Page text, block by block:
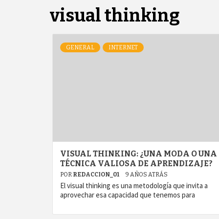
visual thinking
GENERAL INTERNET
VISUAL THINKING: ¿UNA MODA O UNA
TÉCNICA VALIOSA DE APRENDIZAJE?
POR REDACCION_01 9 AÑOS ATRÁS
El visual thinking es una metodología que invita a
aprovechar esa capacidad que tenemos para